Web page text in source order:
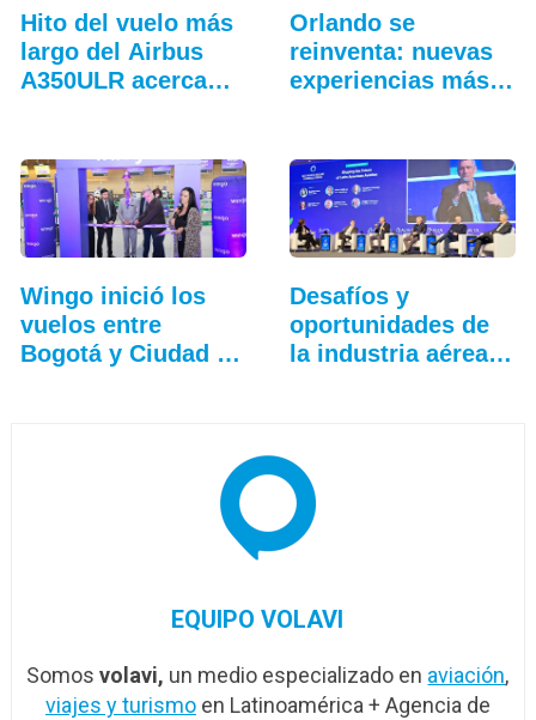
Hito del vuelo más
largo del Airbus
A350ULR acerca…
Orlando se
reinventa: nuevas
experiencias más
Wingo inició los
vuelos entre
Bogotá y Ciudad de
Desafíos y
oportunidades de
la industria aérea
EQUIPO VOLAVI
Somosvolavi, un medio especializado en aviación,
viajes y turismoen Latinoamérica + Agencia de